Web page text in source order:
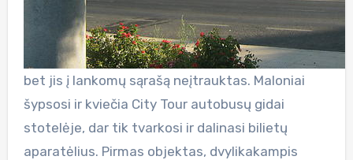
bet jis į lankomų sąrašą neįtrauktas. Maloniai
šypsosi ir kviečia City Tour autobusų gidai
stotelėje, dar tik tvarkosi ir dalinasi bilietų
aparatėlius. Pirmas objektas, dvylikakampis